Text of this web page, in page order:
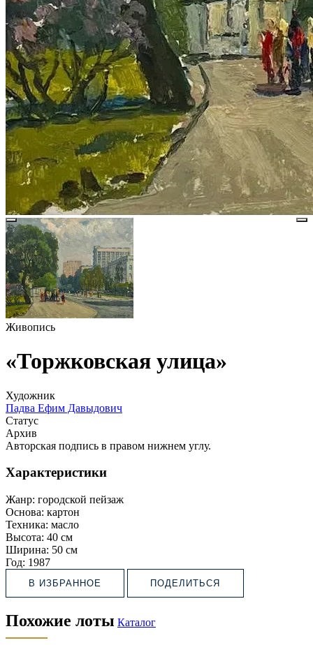
Живопись
«Торжковская улица»
Художник
Падва Ефим Давыдович
Статус
Архив
Авторская подпись в правом нижнем углу.
Характеристики
Жанр: городской пейзаж
Основа: картон
Техника: масло
Высота: 40 см
Ширина: 50 см
Год: 1987
В ИЗБРАННОЕ ПОДЕЛИТЬСЯ
Похожие лоты Каталог